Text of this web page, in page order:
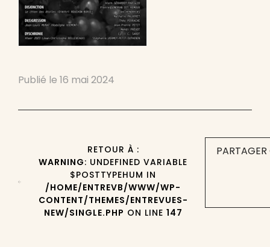
Publié le 16 mai 2024
RETOUR À :
WARNING: UNDEFINED VARIABLE
$POSTTYPEHUM IN
/HOME/ENTREVB/WWW/WP-
CONTENT/THEMES/ENTREVUES-
NEW/SINGLE.PHP ON LINE 147